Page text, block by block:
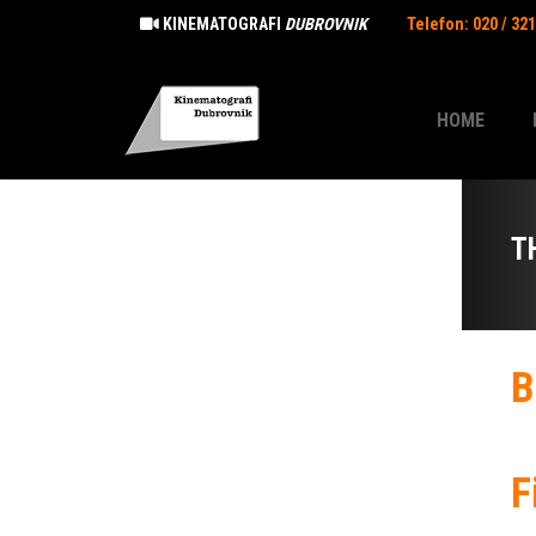
KINEMATOGRAFI DUBROVNIK Telefon: 020 /
HOME